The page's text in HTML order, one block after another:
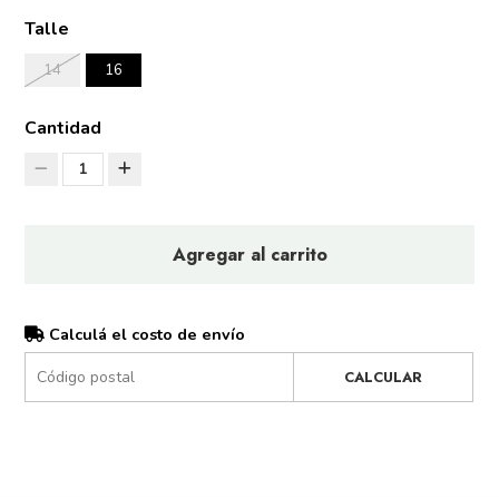
Talle
14 16
Cantidad
1
Agregar al carrito
Calculá el costo de envío
CALCULAR